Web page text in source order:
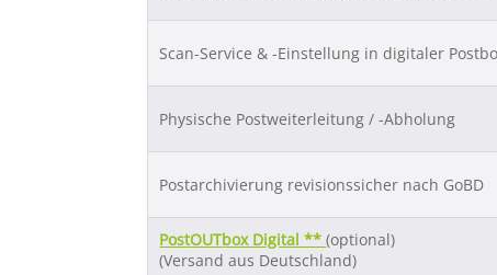
Scan-Service & -Einstellung in digitaler
Physische Postweiterleitung / -Abholung
Postarchivierung revisionssicher nach GoBD
PostOUTbox Digital **(optional)
(Versand aus Deutschland)